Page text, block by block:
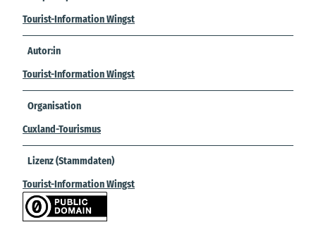
Tourist-Information Wingst
Autor:in
Tourist-Information Wingst
Organisation
Cuxland-Tourismus
Lizenz (Stammdaten)
Tourist-Information Wingst